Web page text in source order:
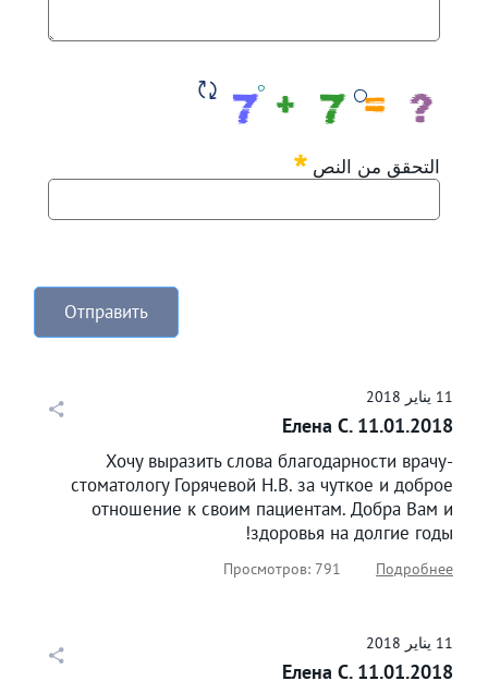
التحقق من النص
Отправить
11 يناير 2018
Елена С. 11.01.2018
Хочу выразить слова благодарности врачу-
стоматологу Горячевой Н.В. за чуткое и доброе
отношение к своим пациентам. Добра Вам и
здоровья на долгие годы!
Подробнее
Просмотров: 791
11 يناير 2018
Елена С. 11.01.2018